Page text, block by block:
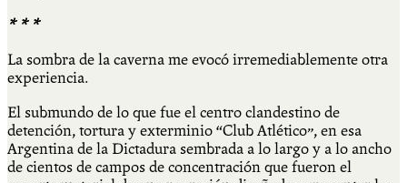
* * *
La sombra de la caverna me evocó irremediablemente otra
experiencia.
El submundo de lo que fue el centro clandestino de
detención, tortura y exterminio “Club Atlético”, en esa
Argentina de la Dictadura sembrada a lo largo y a lo ancho
de cientos de campos de concentración que fueron el